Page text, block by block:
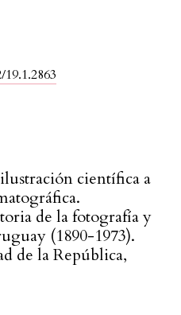
científica a
de la fotografía y
(1890-1973).
de la República,